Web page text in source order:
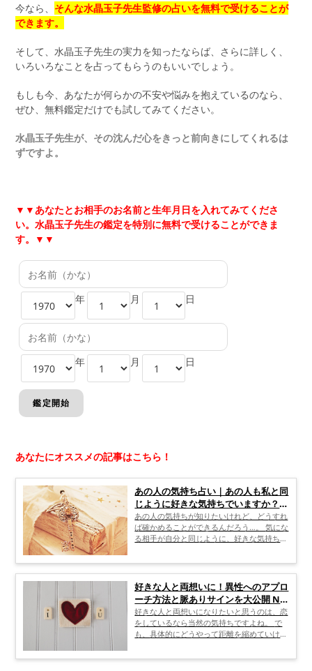
今なら、 そんな水晶玉子先生監修の占いを無料で受けることが
できます。
そして、水晶玉子先生の実力を知ったならば、さらに詳しく、
いろいろなことを占ってもらうのもいいでしょう。
もしも今、あなたが何らかの不安や悩みを抱えているのなら、
ぜひ、無料鑑定だけでも試してみてください。
水晶玉子先生が、その沈んだ心をきっと前向きにしてくれるは
ずですよ。
▼▼あなたとお相手のお名前と生年月日を入れてみてくださ
い。水晶玉子先生の鑑定を特別に無料で受けることができま
す。▼▼
年 月 日
年 月 日
あなたにオススメの記事はこちら！
あの人の気持ち占い｜あの人も私と同
じように好きな気持ちでいますか？水
晶玉子の占い
あの人の気持ちが知りたいけれど、どうすれ
ば確かめることができるんだろう…。 気にな
る相手が自分と同じように、好きな気持ちで
ょう。 面と向かって直接聞くことはできな
いし、でもあの人の気持ちが分からないまま
過ごすのはもう終わりにしたい。 そんな人
のために、あの人の気持ちを確かめるとって
おきの方法と水晶玉子先生の占いについても
ご紹介しますので、ぜひ参考にしてみてくだ
さい！
好きな人と両想いに！異性へのアプロ
ーチ方法と脈ありサインを大公開 NG
行為も
好きな人と両想いになりたいと思うのは、恋
をしているなら当然の気持ちですよね。 で
も、具体的にどうやって距離を縮めていけば